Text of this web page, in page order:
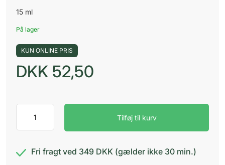
15 ml
På lager
KUN ONLINE PRIS
DKK 52,50
Cicalfate+
Cream
Tilføj til kurv
Fri fragt ved 349 DKK (gælder ikke 30 min.)